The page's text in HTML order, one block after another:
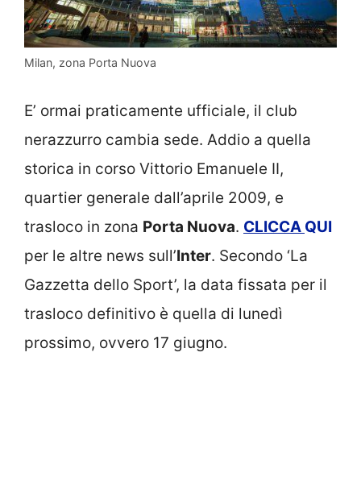
Milan, zona Porta Nuova
E’ ormai praticamente ufficiale, il club
nerazzurro cambia sede. Addio a quella
storica in corso Vittorio Emanuele II,
quartier generale dall’aprile 2009, e
trasloco in zona Porta Nuova. CLICCA QUI
per le altre news sull’Inter. Secondo ‘La
Gazzetta dello Sport’, la data fissata per il
trasloco definitivo è quella di lunedì
prossimo, ovvero 17 giugno.